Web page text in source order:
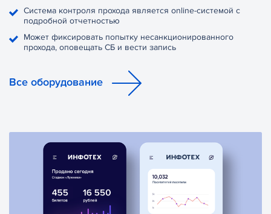
Система контроля прохода является online-системой с
подробной отчетностью
Может фиксировать попытку несанкционированного
прохода, оповещать СБ и вести запись
Все оборудование